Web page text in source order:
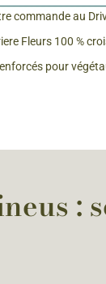
d’Antan
Bulbes
commande au
Fleurs 100 %
pour
: